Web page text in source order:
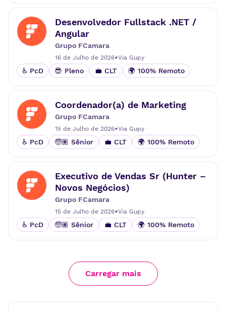
Desenvolvedor Fullstack .NET /
Angular
Grupo FCamara
16 de Julho de 2026•Via Gupy
♿ PcD 😎 Pleno 💼 CLT 🌍 100% Remoto
Coordenador(a) de Marketing
Grupo FCamara
15 de Julho de 2026•Via Gupy
♿ PcD 🧓🏽 Sênior 💼 CLT 🌍 100% Remoto
Executivo de Vendas Sr (Hunter –
Novos Negócios)
Grupo FCamara
15 de Julho de 2026•Via Gupy
♿ PcD 🧓🏽 Sênior 💼 CLT 🌍 100% Remoto
Carregar mais